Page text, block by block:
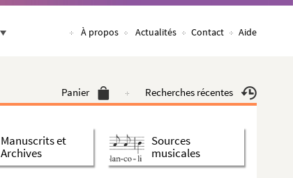
À propos Actualités Contact Aide
Panier Recherches récentes
Manuscrits et
Archives
Sources
musicales